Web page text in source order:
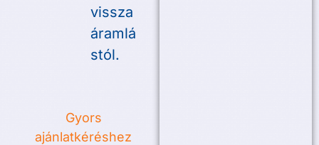
vissza
áramlá
stól.
Gyors
ajánlatkéréshez